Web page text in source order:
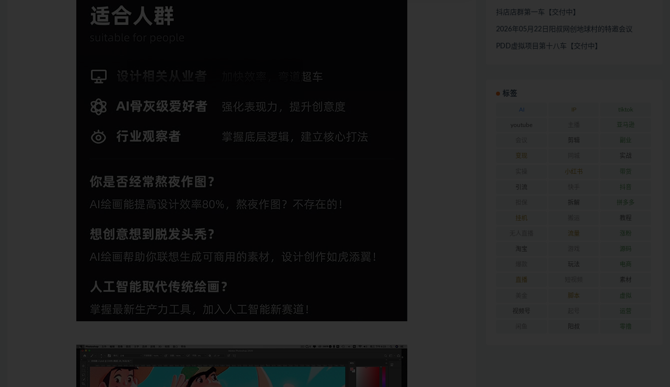
抖店店群第一车【交付中】
2026年05月22日阳叔网创地球村的特邀会议
PDD虚拟项目第十八车【交付中】
标签
AI IP tiktok
youtube 亚马逊
剪辑 副业
变现 实战
小红书 带货
引流 抖音
拆解 拼多多
挂机 教程
流量 涨粉
淘宝 源码
玩法 电商
直播 素材
脚本 虚拟
视频号 运营
阳叔 零撸